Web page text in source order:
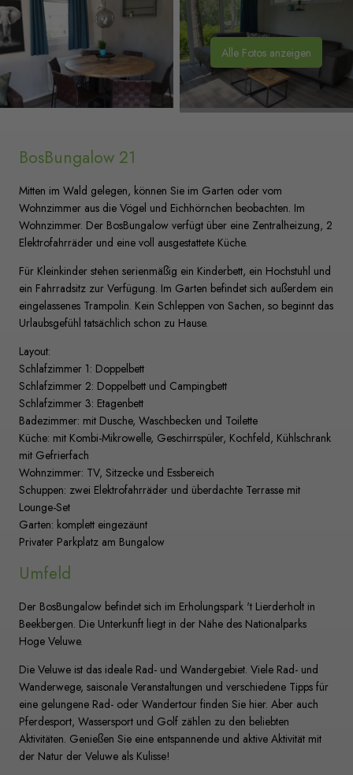
Alle Fotos anzeigen
BosBungalow 21
Mitten im Wald gelegen, können Sie im Garten oder vom
Wohnzimmer aus die Vögel und Eichhörnchen beobachten. Im
Wohnzimmer. Der BosBungalow verfügt über eine Zentralheizung, 2
Elektrofahrräder und eine voll ausgestattete Küche.
Für Kleinkinder stehen serienmäßig ein Kinderbett, ein Hochstuhl und
ein Fahrradsitz zur Verfügung. Im Garten befindet sich außerdem ein
eingelassenes Trampolin. Kein Schleppen von Sachen, so beginnt das
Urlaubsgefühl tatsächlich schon zu Hause.
Layout:
Schlafzimmer 1: Doppelbett
Schlafzimmer 2: Doppelbett und Campingbett
Schlafzimmer 3: Etagenbett
Badezimmer: mit Dusche, Waschbecken und Toilette
Küche: mit Kombi-Mikrowelle, Geschirrspüler, Kochfeld, Kühlschrank
mit Gefrierfach
Wohnzimmer: TV, Sitzecke und Essbereich
Schuppen: zwei Elektrofahrräder und überdachte Terrasse mit
Lounge-Set
Garten: komplett eingezäunt
Privater Parkplatz am Bungalow
Umfeld
Der BosBungalow befindet sich im Erholungspark 't Lierderholt in
Beekbergen. Die Unterkunft liegt in der Nähe des Nationalparks
Hoge Veluwe.
Die Veluwe ist das ideale Rad- und Wandergebiet. Viele Rad- und
Wanderwege, saisonale Veranstaltungen und verschiedene Tipps für
eine gelungene Rad- oder Wandertour finden Sie hier. Aber auch
Pferdesport, Wassersport und Golf zählen zu den beliebten
Aktivitäten. Genießen Sie eine entspannende und aktive Aktivität mit
der Natur der Veluwe als Kulisse!